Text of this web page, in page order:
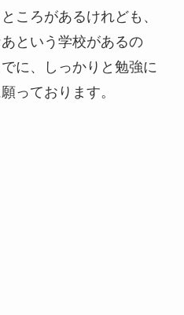
ころがあるけれども、
という学校があるの
に、しっかりと勉強に
っております。